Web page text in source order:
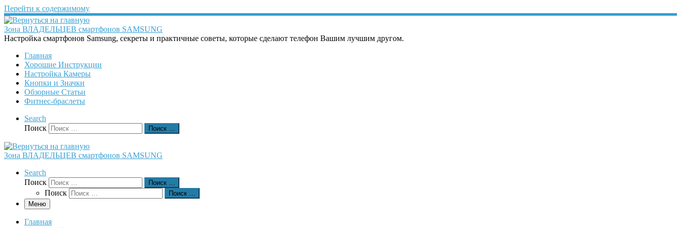
Перейти к содержимому
Зона ВЛАДЕЛЬЦЕВ смартфонов SAMSUNG
Настройка смартфонов Samsung, секреты и практичные советы, которые сделают телефон Вашим лучшим другом.
Главная
Хорошие Инструкции
Настройка Камеры
Кнопки и Значки
Обзорные Статьи
Фитнес-браслеты
Search
Поиск
Поиск …
Зона ВЛАДЕЛЬЦЕВ смартфонов SAMSUNG
Search
Поиск
Поиск …
Поиск
Поиск …
Меню
Главная